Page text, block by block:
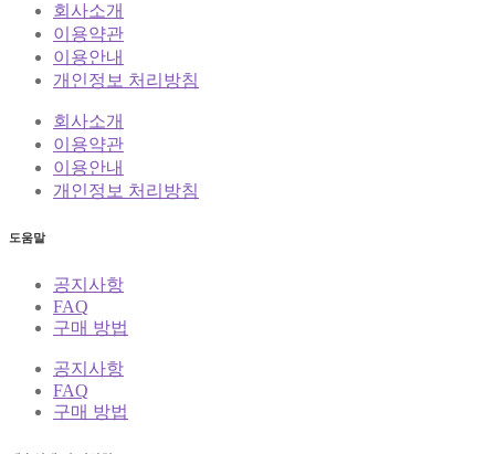
회사소개
이용약관
이용안내
개인정보 처리방침
회사소개
이용약관
이용안내
개인정보 처리방침
도움말
공지사항
FAQ
구매 방법
공지사항
FAQ
구매 방법